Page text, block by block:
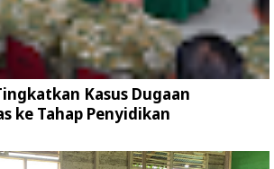
Kasus Dugaan
ke Tahap Penyidikan